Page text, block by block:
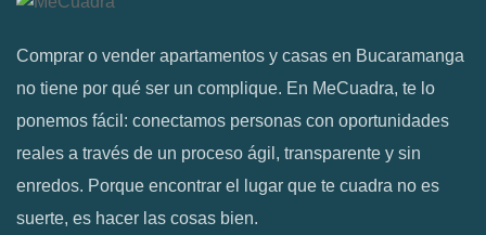
Comprar o vender apartamentos y casas en Bucaramanga
no tiene por qué ser un complique. En MeCuadra, te lo
ponemos fácil: conectamos personas con oportunidades
reales a través de un proceso ágil, transparente y sin
enredos. Porque encontrar el lugar que te cuadra no es
suerte, es hacer las cosas bien.